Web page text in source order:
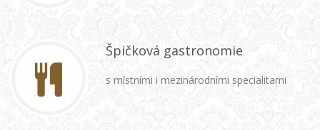
Špičková gastronomie
s místními i mezinárodními specialitami